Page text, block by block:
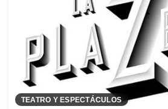
TEATRO Y ESPECTÁCULOS